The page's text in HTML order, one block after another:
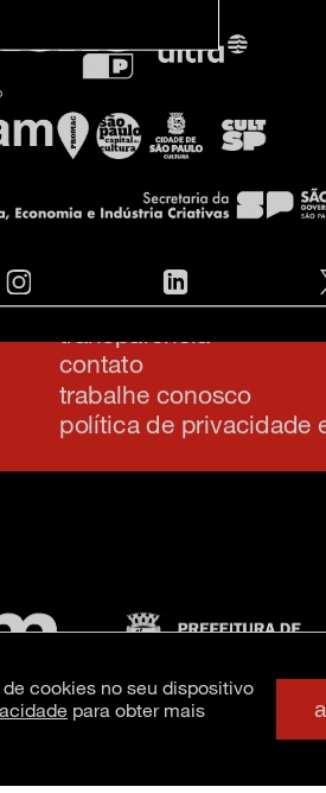
inscreva-se na nossa
sobre o mam
imprensa
contato
trabalhe conosco
política de privacidade
cookies no seu dispositivo
para obter mais